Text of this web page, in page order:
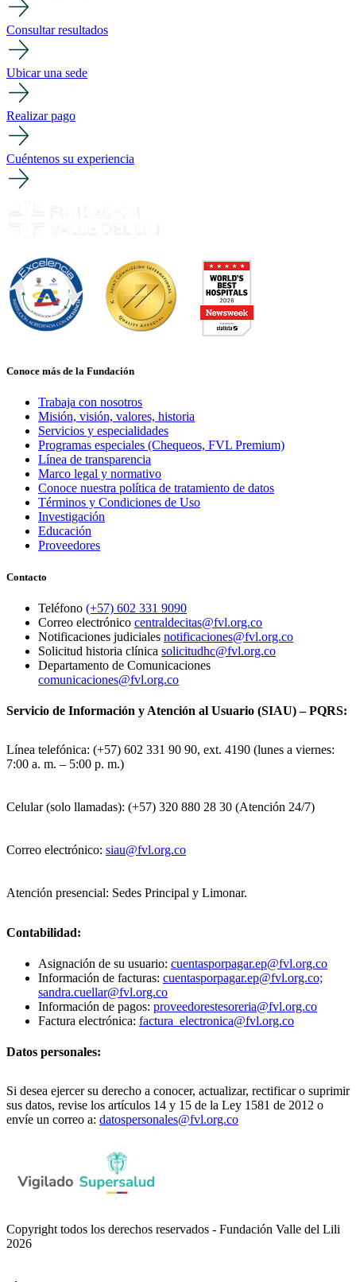
Consultar resultados
Ubicar una sede
Realizar pago
Cuéntenos su experiencia
Conoce más de la Fundación
Trabaja con nosotros
Misión, visión, valores, historia
Servicios y especialidades
Programas especiales (Chequeos, FVL Premium)
Línea de transparencia
Marco legal y normativo
Conoce nuestra política de tratamiento de datos
Términos y Condiciones de Uso
Investigación
Educación
Proveedores
Contacto
Teléfono (+57) 602 331 9090
Correo electrónico centraldecitas@fvl.org.co
Notificaciones judiciales notificaciones@fvl.org.co
Solicitud historia clínica solicitudhc@fvl.org.co
Departamento de Comunicaciones
comunicaciones@fvl.org.co
Servicio de Información y Atención al Usuario (SIAU) – PQRS:
Línea telefónica: (+57) 602 331 90 90, ext. 4190 (lunes a viernes:
7:00 a. m. – 5:00 p. m.)
Celular (solo llamadas): (+57) 320 880 28 30 (Atención 24/7)
Correo electrónico: siau@fvl.org.co
Atención presencial: Sedes Principal y Limonar.
Contabilidad:
Asignación de su usuario: cuentasporpagar.ep@fvl.org.co
Información de facturas: cuentasporpagar.ep@fvl.org.co;
sandra.cuellar@fvl.org.co
Información de pagos: proveedorestesoreria@fvl.org.co
Factura electrónica: factura_electronica@fvl.org.co
Datos personales:
Si desea ejercer su derecho a conocer, actualizar, rectificar o suprimir
sus datos, revise los artículos 14 y 15 de la Ley 1581 de 2012 o
envíe un correo a: datospersonales@fvl.org.co
Copyright todos los derechos reservados - Fundación Valle del Lili
2026